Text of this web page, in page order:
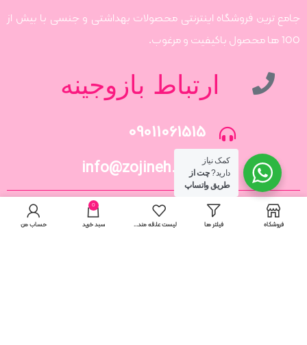
جامع ترین فروشگاه اینترنتی محصولات بهداشتی و جنسی با بیش از
100 ها محصول باکیفیت و مرغوب.
ارتباط بازوجینه
09011061515
info@zojineh.comکمک نیاز
دارید?چت از
طریق واتساپ
فروشگاه فیلتر ها لیست علاقه مندی ها
0
سبد خرید حساب من